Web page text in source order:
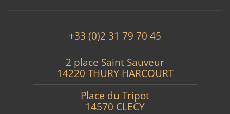
+33 (0)2 31 79 70 45
2 place Saint Sauveur
14220 THURY HARCOURT
Place du Tripot
14570 CLECY